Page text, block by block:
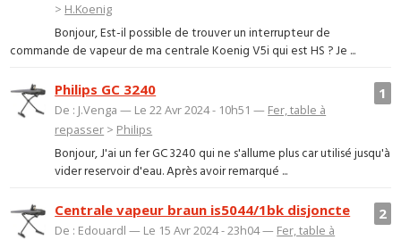
> H.Koenig
Bonjour, Est-il possible de trouver un interrupteur de
commande de vapeur de ma centrale Koenig V5i qui est HS ? Je ...
1
Philips GC 3240
De : J.Venga — Le 22 Avr 2024 - 10h51 — Fer, table à
repasser > Philips
Bonjour, J'ai un fer GC 3240 qui ne s'allume plus car utilisé jusqu'à
vider reservoir d'eau. Après avoir remarqué ...
2
Centrale vapeur braun is5044/1bk disjoncte
De : Edouardl — Le 15 Avr 2024 - 23h04 — Fer, table à